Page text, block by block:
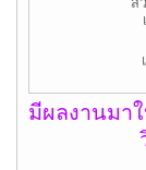
มีผลงานมา